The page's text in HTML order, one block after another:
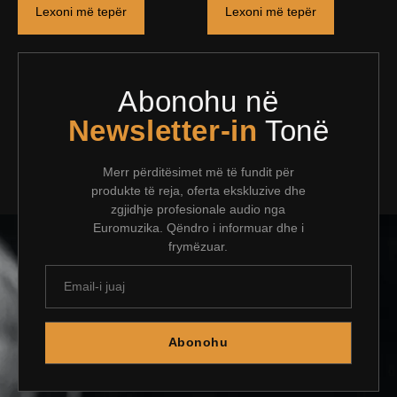
Lexoni më tepër Lexoni më tepër
Abonohu në
Newsletter-in Tonë
Merr përditësimet më të fundit për
produkte të reja, oferta ekskluzive dhe
zgjidhje profesionale audio nga
Euromuzika. Qëndro i informuar dhe i
frymëzuar.
Abonohu